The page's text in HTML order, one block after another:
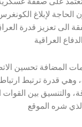
الحاجة لإبلاغ
الى تعزيز قدرة
المضافة تحسين
وهي قدرة ترتبط
والتنسيق بين